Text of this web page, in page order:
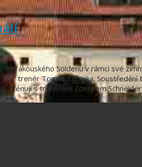
rakouského Söldenu v rámci své
trenér Tomáš Topinka.
trénují s trenérem Zdeňkem